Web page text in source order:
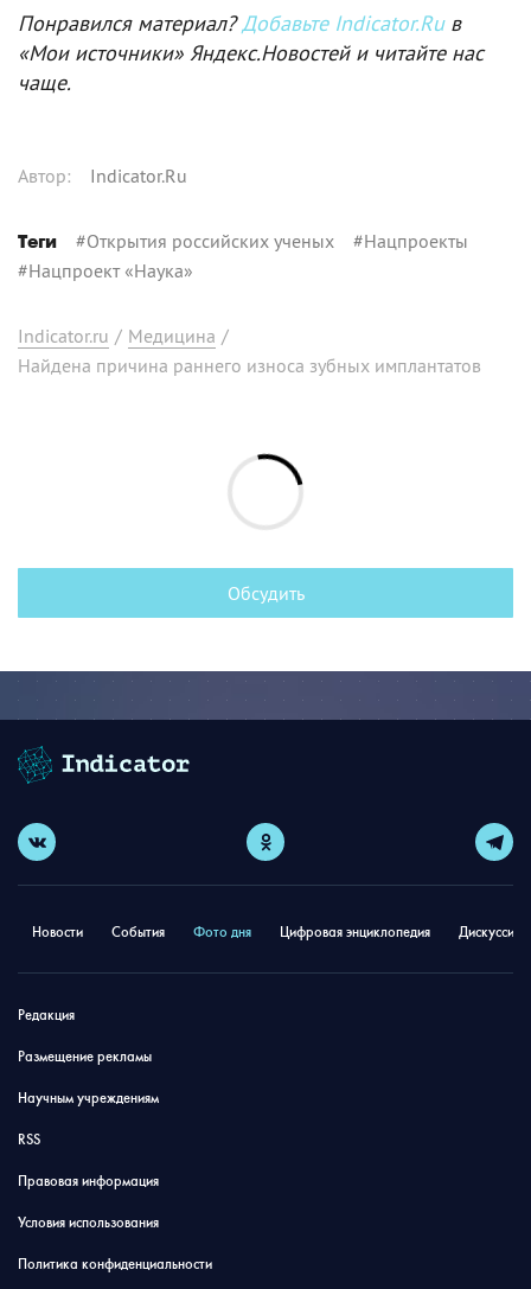
Понравился материал?Добавьте Indicator.Ruв
«Мои источники» Яндекс.Новостей и читайте нас
чаще.
Автор: Indicator.Ru
Теги #Открытия российских ученых #Нацпроекты
#Нацпроект «Наука»
Indicator.ru / Медицина /
Найдена причина раннего износа зубных имплантатов
Обсудить
Новости События Фото дня Цифровая энциклопедия
Редакция
Размещение рекламы
Научным учреждениям
RSS
Правовая информация
Условия использования
Политика конфиденциальности